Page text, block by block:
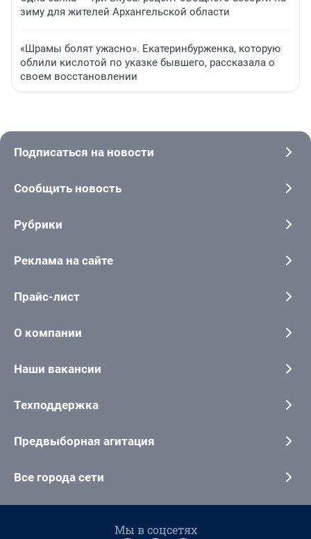
зиму для жителей Архангельской области
«Шрамы болят ужасно». Екатеринбурженка, которую
облили кислотой по указке бывшего, рассказала о
своем восстановлении
Подписаться на новости
Сообщить новость
Рубрики
Реклама на сайте
Прайс-лист
О компании
Наши вакансии
Техподдержка
Предвыборная агитация
Все города сети
Мы в соцсетях